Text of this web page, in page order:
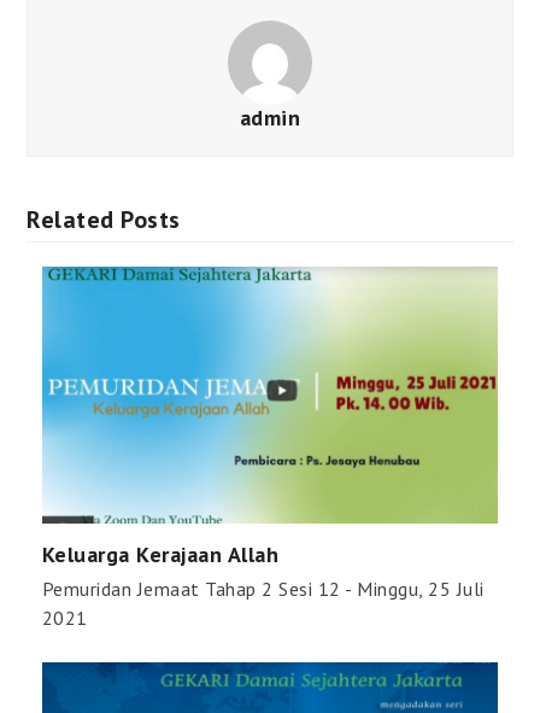
admin
Related Posts
Keluarga Kerajaan Allah
Pemuridan Jemaat Tahap 2 Sesi 12 - Minggu, 25 Juli
2021